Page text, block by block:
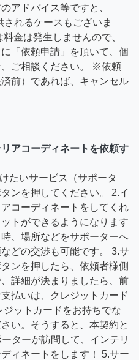
アドバイス等ですと、
れるケースもございま
金は発生しませんので、
「依頼申請」を頂いて、個
ご相談ください。 ※依頼
前）であれば、キャンセル
アコーディネートを依頼す
たいサービス（サポータ
ンを押してください。 2.イ
コーディネートをしてくれ
トができるようになります
、場所などをサポーターへ
どの交渉も可能です。 3.サ
ンを押したら、依頼者様側
詳細が決まりましたら、前
払いは、クレジットカード
ットカードをお持ちでな
い。そうすると、本契約と
ターが訪問して、インテリ
ィネートをします！ 5.サー